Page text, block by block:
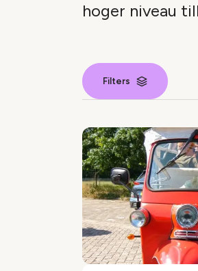
hoger niveau
Filters